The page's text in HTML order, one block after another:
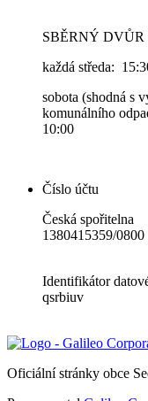
SBĚRNÝ DVŮR
každá středa:
sobota (shodná s
komunálního
10:00
Číslo účtu
Česká spořitelna
1380415359/0800
Identifikátor
qsrbiuv
Oficiální stránky obce